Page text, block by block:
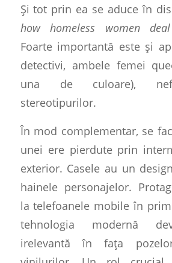
Și tot prin ea se aduce în
how homeless women
Foarte importantă este și
detectivi, ambele femei
una de culoare),
stereotipurilor.
În mod complementar, se
unei ere pierdute prin
exterior. Casele au un
hainele personajelor.
la telefoanele mobile în
tehnologia modernă
irelevantă în fața